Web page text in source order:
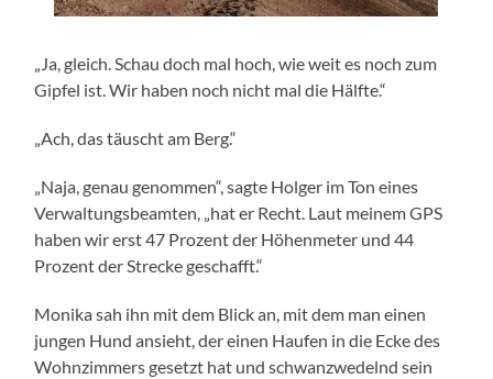
„Ja, gleich. Schau doch mal hoch, wie weit es noch zum
Gipfel ist. Wir haben noch nicht mal die Hälfte.“
„Ach, das täuscht am Berg.“
„Naja, genau genommen“, sagte Holger im Ton eines
Verwaltungsbeamten, „hat er Recht. Laut meinem GPS
haben wir erst 47 Prozent der Höhenmeter und 44
Prozent der Strecke geschafft.“
Monika sah ihn mit dem Blick an, mit dem man einen
jungen Hund ansieht, der einen Haufen in die Ecke des
Wohnzimmers gesetzt hat und schwanzwedelnd sein